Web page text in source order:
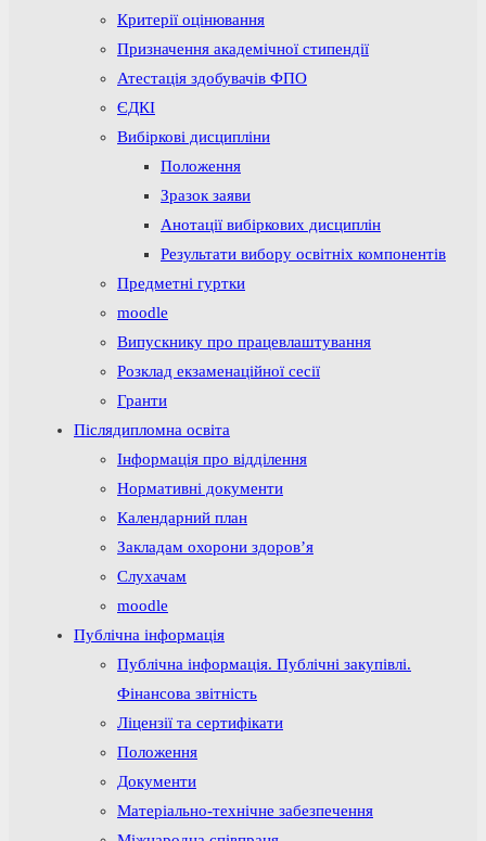
Критерії оцінювання
Призначення академічної стипендії
Атестація здобувачів ФПО
ЄДКІ
Вибіркові дисципліни
Положення
Зразок заяви
Анотації вибіркових дисциплін
Результати вибору освітніх компонентів
Предметні гуртки
moodle
Випускнику про працевлаштування
Розклад екзаменаційної сесії
Гранти
Післядипломна освіта
Інформація про відділення
Нормативні документи
Календарний план
Закладам охорони здоров’я
Слухачам
moodle
Публічна інформація
Публічна інформація. Публічні закупівлі.
Фінансова звітність
Ліцензії та сертифікати
Положення
Документи
Матеріально-технічне забезпечення